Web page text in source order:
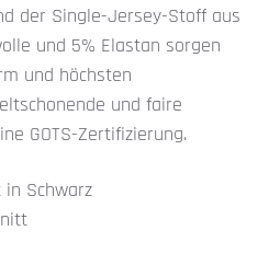
der Single-Jersey-Stoff aus
und 5% Elastan sorgen
und höchsten
und faire
GOTS-Zertifizierung.
Schwarz